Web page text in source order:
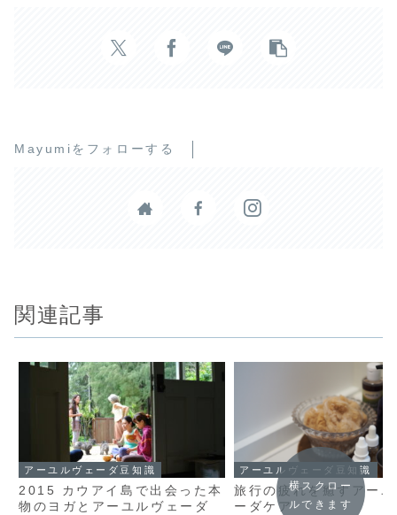
Mayumiをフォローする
関連記事
アーユルヴェーダ豆知識
2015 カウアイ島で出会った本
物のヨガとアーユルヴェーダ
アーユルヴェーダ豆知識
旅行の疲れを癒すアー
ーダケア
横スクロー
ルできます